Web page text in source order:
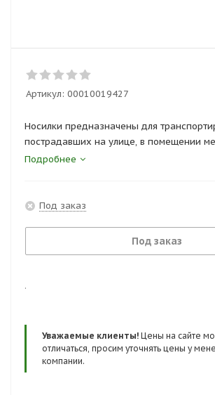
Артикул: 00010019427
Носилки предназначены для
пострадавших на улице, в помещении
учреждений, в автомобилях скорой
Подробнее
Под заказ
Под заказ
.
Уважаемые клиенты! Цены на сайте
отличаться, просим уточнять цены у
компании.